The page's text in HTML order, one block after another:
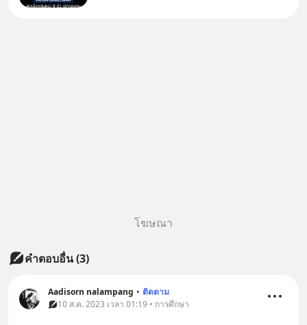
โฆษณา
คำตอบอื่น(3)
Aadisorn nalampang • ติดตาม
10 ส.ค. 2023 เวลา 01:19 • การศึกษา